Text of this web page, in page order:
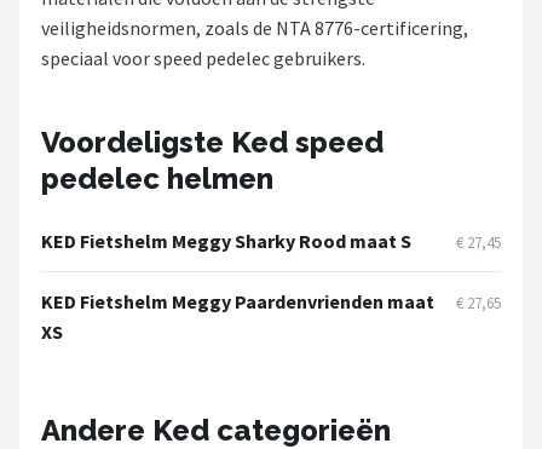
ABUS
New Looxs
BBB Cycling
Schwalbe
Shimano
veiligheidsnormen, zoals de NTA 8776-certificering,
speciaal voor speed pedelec gebruikers.
Voordeligste Ked speed
pedelec helmen
KED Fietshelm Meggy Sharky Rood maat S € 27,45
KED Fietshelm Meggy Paardenvrienden maat
XS
€ 27,65
Andere Ked categorieën